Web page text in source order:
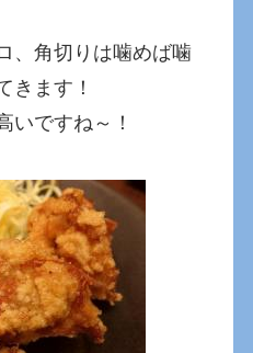
、角切りは噛めば噛
きます！
いですね～！